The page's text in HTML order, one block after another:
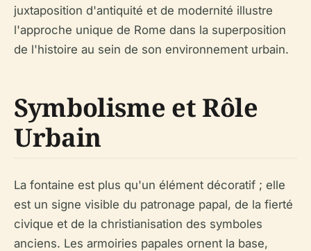
juxtaposition d'antiquité et de modernité illustre
l'approche unique de Rome dans la superposition
de l'histoire au sein de son environnement urbain.
Symbolisme et Rôle
Urbain
La fontaine est plus qu'un élément décoratif ; elle
est un signe visible du patronage papal, de la fierté
civique et de la christianisation des symboles
anciens. Les armoiries papales ornent la base,